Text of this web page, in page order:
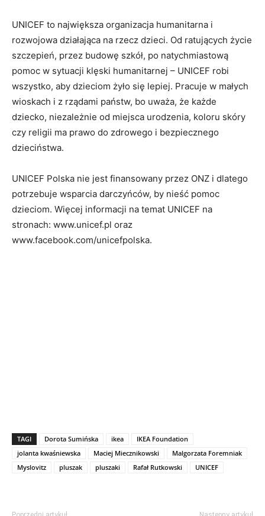
UNICEF to największa organizacja humanitarna i
rozwojowa działająca na rzecz dzieci. Od ratujących życie
szczepień, przez budowę szkół, po natychmiastową
pomoc w sytuacji klęski humanitarnej – UNICEF robi
wszystko, aby dzieciom żyło się lepiej. Pracuje w małych
wioskach i z rządami państw, bo uważa, że każde
dziecko, niezależnie od miejsca urodzenia, koloru skóry
czy religii ma prawo do zdrowego i bezpiecznego
dzieciństwa.
UNICEF Polska nie jest finansowany przez ONZ i dlatego
potrzebuje wsparcia darczyńców, by nieść pomoc
dzieciom. Więcej informacji na temat UNICEF na
stronach: www.unicef.pl oraz
www.facebook.com/unicefpolska.
TAGI Dorota Sumińska ikea
IKEA Foundation
jolanta kwaśniewska
Maciej Miecznikowski
Malgorzata Foremniak
Myslovitz
pluszak pluszaki Rafał Rutkowski UNICEF